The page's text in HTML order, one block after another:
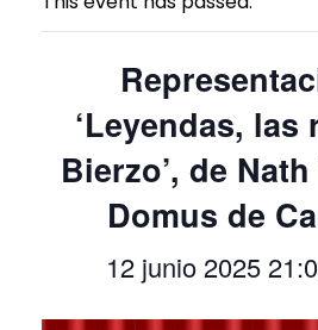
‘Leyendas, las
Bierzo’, de
Domus de
12 junio 2025